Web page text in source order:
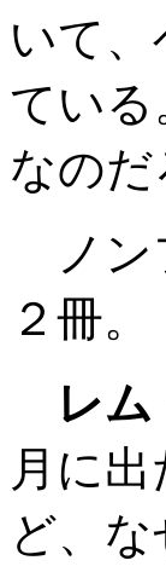
いて
てい
なのだ
ノン
２冊。
レ
月に
ど、